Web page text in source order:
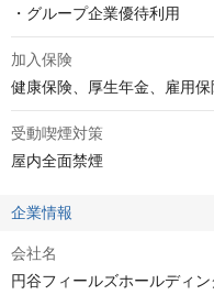
・グループ企業優待利用
加入保険
健康保険、厚生年金、雇用
受動喫煙対策
屋内全面禁煙
企業情報
会社名
円谷フィールズホールディ